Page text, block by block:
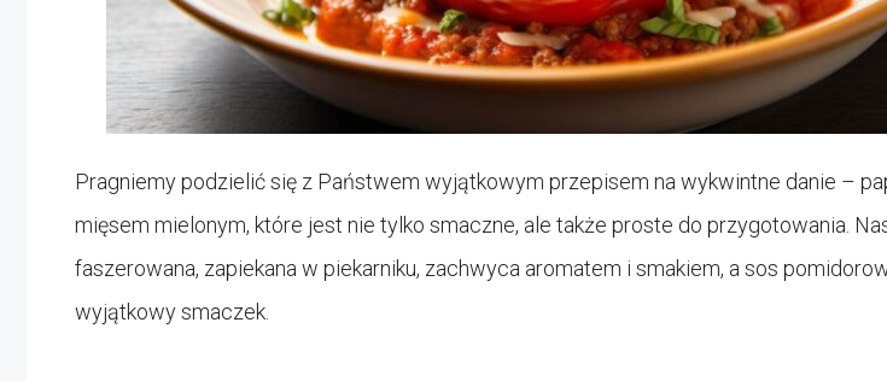
Pragniemy podzielić się z Państwem wyjątkowym przepisem na wykwintne danie –
mięsem mielonym, które jest nie tylko smaczne, ale także proste do przygotowania.
faszerowana, zapiekana w piekarniku, zachwyca aromatem i smakiem, a sos
wyjątkowy smaczek.